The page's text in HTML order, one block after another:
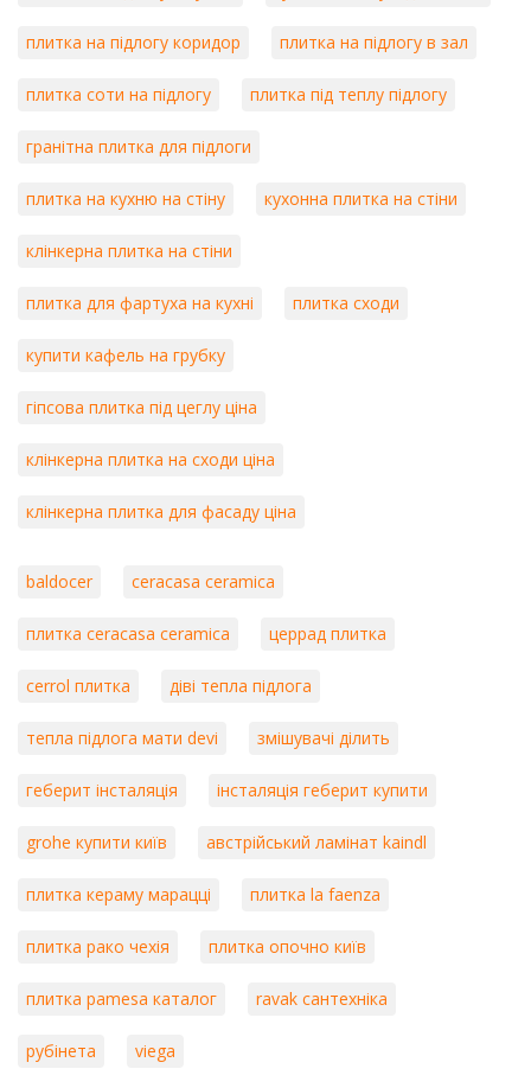
плитка на підлогу коридор плитка на підлогу в зал
плитка соти на підлогу плитка під теплу підлогу
гранітна плитка для підлоги
плитка на кухню на стіну кухонна плитка на стіни
клінкерна плитка на стіни
плитка для фартуха на кухні плитка сходи
купити кафель на грубку
гіпсова плитка під цеглу ціна
клінкерна плитка на сходи ціна
клінкерна плитка для фасаду ціна
baldocer ceracasa ceramica
плитка ceracasa ceramica церрад плитка
cerrol плитка діві тепла підлога
тепла підлога мати devi змішувачі ділить
геберит інсталяція інсталяція геберит купити
grohe купити київ австрійський ламінат kaindl
плитка кераму марацці плитка la faenza
плитка рако чехія плитка опочно київ
плитка pamesa каталог ravak сантехніка
рубінета viega